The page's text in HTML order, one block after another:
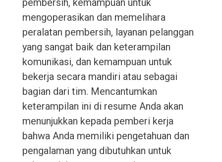
pembersih, kemampuan untuk
mengoperasikan dan memelihara
peralatan pembersih, layanan pelanggan
yang sangat baik dan keterampilan
komunikasi, dan kemampuan untuk
bekerja secara mandiri atau sebagai
bagian dari tim. Mencantumkan
keterampilan ini di resume Anda akan
menunjukkan kepada pemberi kerja
bahwa Anda memiliki pengetahuan dan
pengalaman yang dibutuhkan untuk